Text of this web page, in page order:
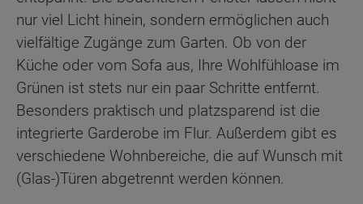
nur viel Licht hinein, sondern ermöglichen auch
vielfältige Zugänge zum Garten. Ob von der
Küche oder vom Sofa aus, Ihre Wohlfühloase im
Grünen ist stets nur ein paar Schritte entfernt.
Besonders praktisch und platzsparend ist die
integrierte Garderobe im Flur. Außerdem gibt es
verschiedene Wohnbereiche, die auf Wunsch mit
(Glas-)Türen abgetrennt werden können.